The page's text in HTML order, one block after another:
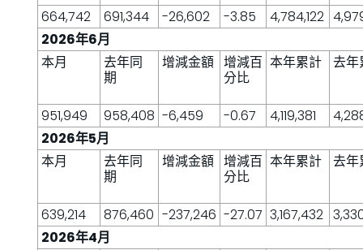
664,742 691,344 -26,602 -3.85 4,784,122
2026年6月
本月
去年同
期
增減金額 增減百
分比
本年累計 去年
951,949 958,408 -6,459 -0.67 4,119,381
2026年5月
本月
去年同
期
增減金額 增減百
分比
本年累計 去年
639,214 876,460 -237,246 -27.07 3,167,432
2026年4月